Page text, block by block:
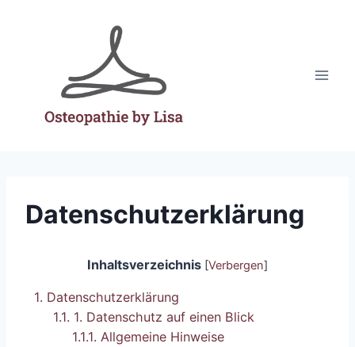
Datenschutz­erklärung
Inhaltsverzeichnis [Verbergen]
1. Datenschutz­erklärung
1.1. 1. Datenschutz auf einen Blick
1.1.1. Allgemeine Hinweise